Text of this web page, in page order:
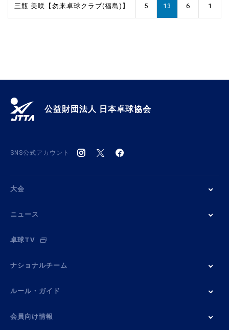
三瓶 美咲【勿来卓球クラブ(福島)】 5 13 6 1
公益財団法人 日本卓球協会
SNS公式アカウント
大会
ニュース
卓球TV
ナショナルチーム
ルール・ガイド
会員向け情報